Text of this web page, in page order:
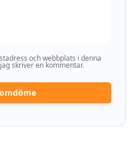
och webbplats i denna
skriver en kommentar.